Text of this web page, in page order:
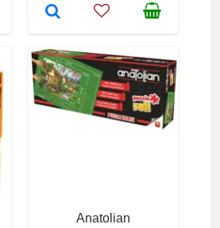
Anatolian